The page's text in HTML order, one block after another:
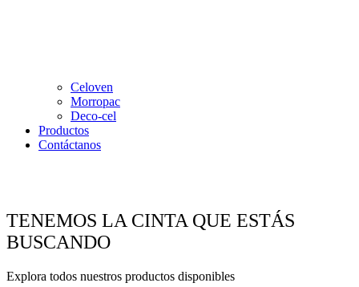
Celoven
Morropac
Deco-cel
Productos
Contáctanos
TENEMOS LA CINTA QUE ESTÁS
BUSCANDO
Explora todos nuestros productos disponibles